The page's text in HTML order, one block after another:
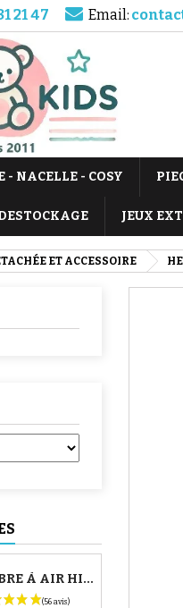
21 47 Email:
- NACELLE - COSY
JEUX
ET ACCESSOIRE
CHAMBRE À AIR HIGH TREK BÉBÉ CONFORT